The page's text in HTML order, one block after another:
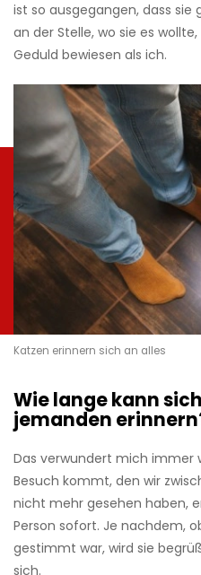
ist so ausgegangen, dass sie
an der Stelle, wo sie es
Geduld bewiesen als ich.
Katzen erinnern sich an alles
Wie lange kann
jemanden
Das verwundert mich immer
Besuch kommt, den wir
nicht mehr gesehen haben,
Person sofort. Je nachdem,
gestimmt war, wird sie
sich.